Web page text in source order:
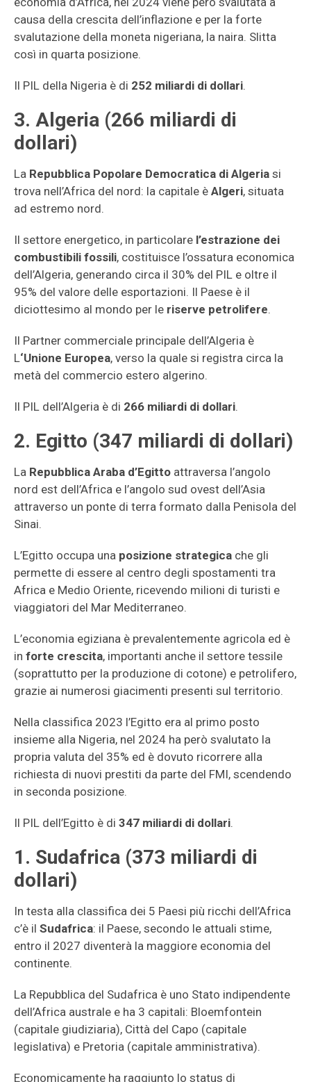
causa della crescita dell’inflazione e per la forte
svalutazione della moneta nigeriana, la naira. Slitta
così in quarta posizione.
Il PIL della Nigeria è di 252 miliardi di dollari.
3. Algeria (266 miliardi di
dollari)
La Repubblica Popolare Democratica di Algeria si
trova nell’Africa del nord: la capitale è Algeri, situata
ad estremo nord.
Il settore energetico, in particolare l’estrazione dei
combustibili fossili, costituisce l’ossatura economica
dell’Algeria, generando circa il 30% del PIL e oltre il
95% del valore delle esportazioni. Il Paese è il
diciottesimo al mondo per le riserve petrolifere.
Il Partner commerciale principale dell’Algeria è
L‘Unione Europea, verso la quale si registra circa la
metà del commercio estero algerino.
Il PIL dell’Algeria è di 266 miliardi di dollari.
2. Egitto (347 miliardi di dollari)
La Repubblica Araba d’Egitto attraversa l’angolo
nord est dell’Africa e l’angolo sud ovest dell’Asia
attraverso un ponte di terra formato dalla Penisola del
Sinai.
L’Egitto occupa una posizione strategica che gli
permette di essere al centro degli spostamenti tra
Africa e Medio Oriente, ricevendo milioni di turisti e
viaggiatori del Mar Mediterraneo.
L’economia egiziana è prevalentemente agricola ed è
in forte crescita, importanti anche il settore tessile
(soprattutto per la produzione di cotone) e petrolifero,
grazie ai numerosi giacimenti presenti sul territorio.
Nella classifica 2023 l’Egitto era al primo posto
insieme alla Nigeria, nel 2024 ha però svalutato la
propria valuta del 35% ed è dovuto ricorrere alla
richiesta di nuovi prestiti da parte del FMI, scendendo
in seconda posizione.
Il PIL dell’Egitto è di 347 miliardi di dollari.
1. Sudafrica (373 miliardi di
dollari)
In testa alla classifica dei 5 Paesi più ricchi dell’Africa
c’è il Sudafrica: il Paese, secondo le attuali stime,
entro il 2027 diventerà la maggiore economia del
continente.
La Repubblica del Sudafrica è uno Stato indipendente
dell’Africa australe e ha 3 capitali: Bloemfontein
(capitale giudiziaria), Città del Capo (capitale
legislativa) e Pretoria (capitale amministrativa).
Economicamente ha raggiunto lo status di